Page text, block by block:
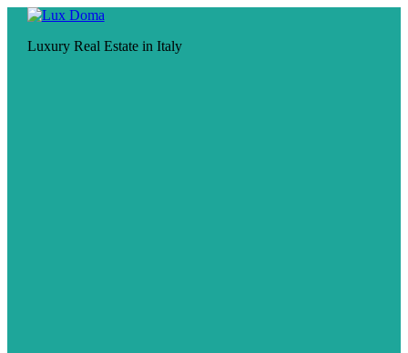
Luxury Real Estate in Italy